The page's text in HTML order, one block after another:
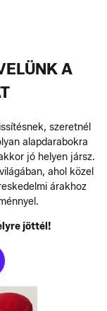
A
szeretnél
alapdarabokra
jó helyen jársz.
ahol közel
árakhoz
jöttél!